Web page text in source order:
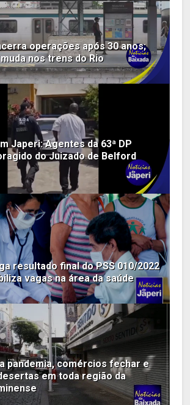
operações após 30 anos;
nos trens do Rio
Japeri: Agentes da 63ª DP
do Juizado de Belford
resultado final do PSS 010/2022
vagas na área da saúde
pandemia, comércios fechar e
em toda região da